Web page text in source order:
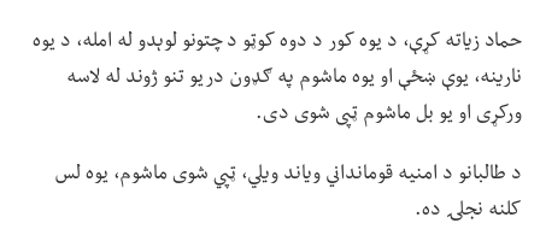
حماد زیاته کړې، د یوه کور د دوه کوټو د چتونو لوېدو له امله، د یوه
نارینه، یوې ښځې او یوه ماشوم په ګډون دریو تنو ژوند له لاسه
ورکړی او یو بل ماشوم ټپی شوی دی.
د طالبانو د امنیه قومانداني ویاند ویلي، ټپي شوی ماشوم، یوه لس
کلنه نجلۍ ده.